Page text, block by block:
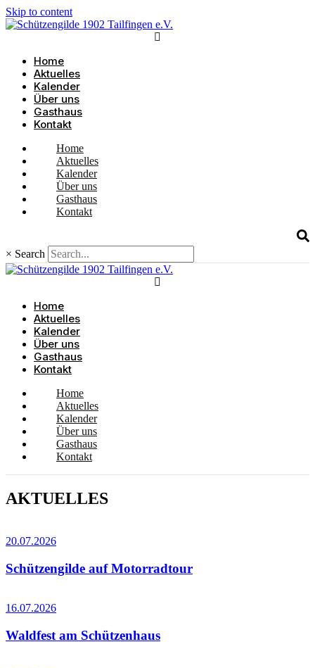
Skip to content
Home
Aktuelles
Kalender
Über uns
Gasthaus
Kontakt
Home
Aktuelles
Kalender
Über uns
Gasthaus
Kontakt
× Search
Home
Aktuelles
Kalender
Über uns
Gasthaus
Kontakt
Home
Aktuelles
Kalender
Über uns
Gasthaus
Kontakt
AKTUELLES
20.07.2026
Schützengilde auf Motorradtour
16.07.2026
Waldfest am Schützenhaus